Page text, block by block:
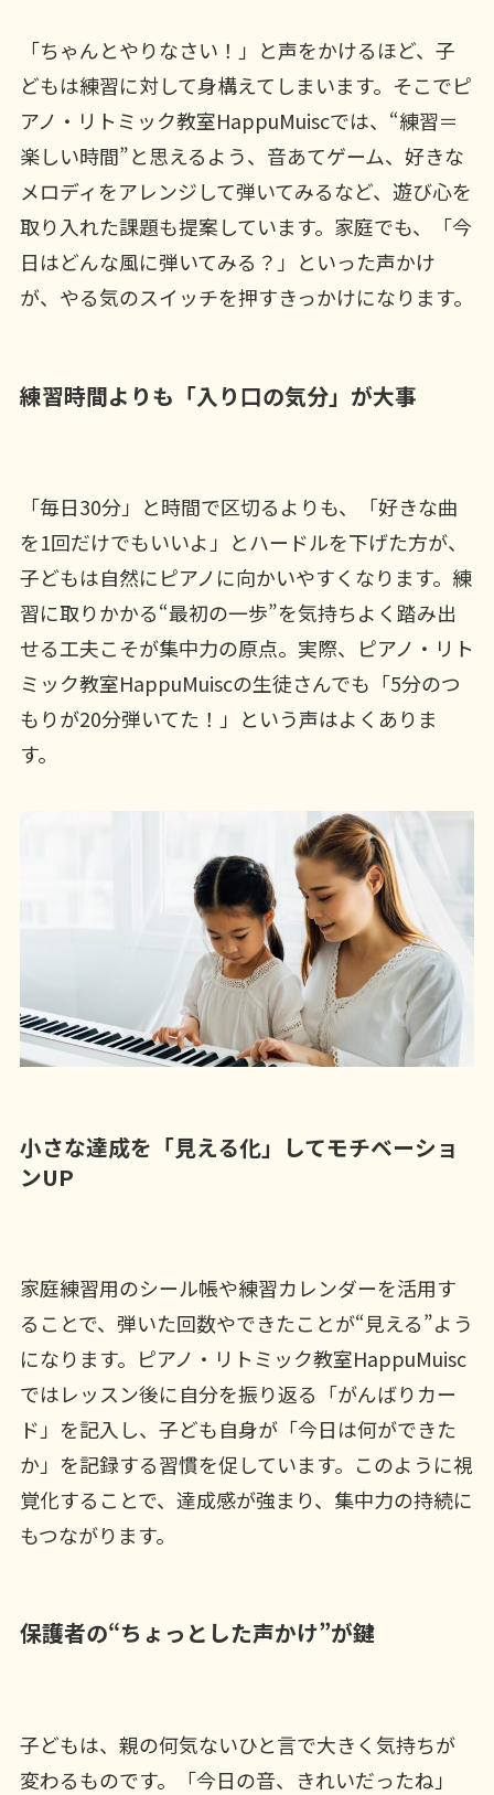
「ちゃんとやりなさい！」と声をかけるほど、子
どもは練習に対して身構えてしまいます。そこでピ
アノ・リトミック教室HappuMuiscでは、“練習＝
楽しい時間”と思えるよう、音あてゲーム、好きな
メロディをアレンジして弾いてみるなど、遊び心を
取り入れた課題も提案しています。家庭でも、「今
日はどんな風に弾いてみる？」といった声かけ
が、やる気のスイッチを押すきっかけになります。
練習時間よりも「入り口の気分」が大事
「毎日30分」と時間で区切るよりも、「好きな曲
を1回だけでもいいよ」とハードルを下げた方が、
子どもは自然にピアノに向かいやすくなります。練
習に取りかかる“最初の一歩”を気持ちよく踏み出
せる工夫こそが集中力の原点。実際、ピアノ・リト
ミック教室HappuMuiscの生徒さんでも「5分のつ
もりが20分弾いてた！」という声はよくありま
す。
小さな達成を「見える化」してモチベーショ
ンUP
家庭練習用のシール帳や練習カレンダーを活用す
ることで、弾いた回数やできたことが“見える”よう
になります。ピアノ・リトミック教室HappuMuisc
ではレッスン後に自分を振り返る「がんばりカー
ド」を記入し、子ども自身が「今日は何ができた
か」を記録する習慣を促しています。このように視
覚化することで、達成感が強まり、集中力の持続に
もつながります。
保護者の“ちょっとした声かけ”が鍵
子どもは、親の何気ないひと言で大きく気持ちが
変わるものです。「今日の音、きれいだったね」